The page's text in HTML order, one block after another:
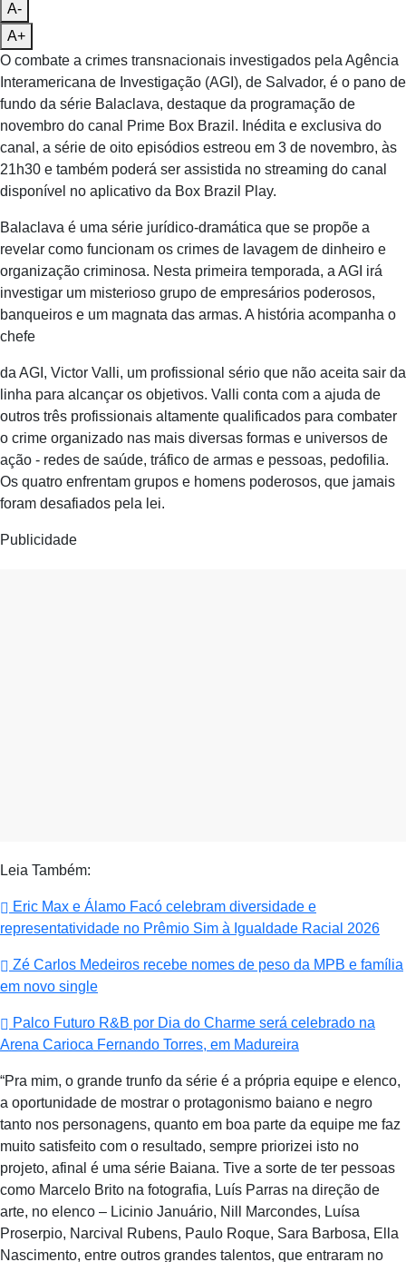
A-
A+
O combate a crimes transnacionais investigados pela Agência
Interamericana de Investigação (AGI), de Salvador, é o pano de
fundo da série Balaclava, destaque da programação de
novembro do canal Prime Box Brazil. Inédita e exclusiva do
canal, a série de oito episódios estreou em 3 de novembro, às
21h30 e também poderá ser assistida no streaming do canal
disponível no aplicativo da Box Brazil Play.
Balaclava é uma série jurídico-dramática que se propõe a
revelar como funcionam os crimes de lavagem de dinheiro e
organização criminosa. Nesta primeira temporada, a AGI irá
investigar um misterioso grupo de empresários poderosos,
banqueiros e um magnata das armas. A história acompanha o
chefe
da AGI, Victor Valli, um profissional sério que não aceita sair da
linha para alcançar os objetivos. Valli conta com a ajuda de
outros três profissionais altamente qualificados para combater
o crime organizado nas mais diversas formas e universos de
ação - redes de saúde, tráfico de armas e pessoas, pedofilia.
Os quatro enfrentam grupos e homens poderosos, que jamais
foram desafiados pela lei.
Publicidade
Leia Também:
Eric Max e Álamo Facó celebram diversidade e
representatividade no Prêmio Sim à Igualdade Racial 2026
Zé Carlos Medeiros recebe nomes de peso da MPB e família
em novo single
Palco Futuro R&B por Dia do Charme será celebrado na
Arena Carioca Fernando Torres, em Madureira
“Pra mim, o grande trunfo da série é a própria equipe e elenco,
a oportunidade de mostrar o protagonismo baiano e negro
tanto nos personagens, quanto em boa parte da equipe me faz
muito satisfeito com o resultado, sempre priorizei isto no
projeto, afinal é uma série Baiana. Tive a sorte de ter pessoas
como Marcelo Brito na fotografia, Luís Parras na direção de
arte, no elenco – Licinio Januário, Nill Marcondes, Luísa
Proserpio, Narcival Rubens, Paulo Roque, Sara Barbosa, Ella
Nascimento, entre outros grandes talentos, que entraram no